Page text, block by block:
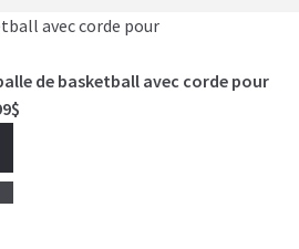
de basketball avec corde pour
$Le